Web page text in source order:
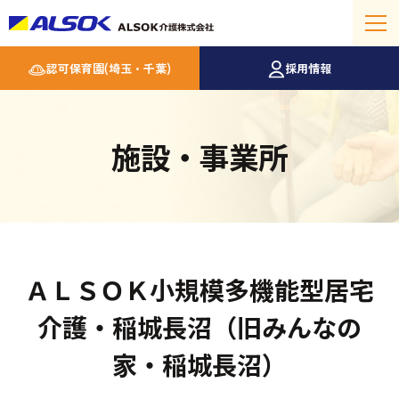
認可保育園(埼玉・千葉) 採用情報
施設・事業所
ＡＬＳＯＫ小規模多機能型居宅
介護・稲城長沼（旧みんなの
家・稲城長沼）